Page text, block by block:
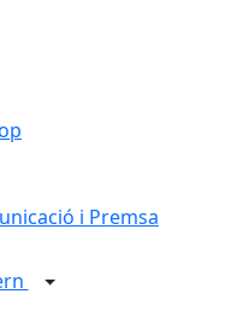
i Premsa